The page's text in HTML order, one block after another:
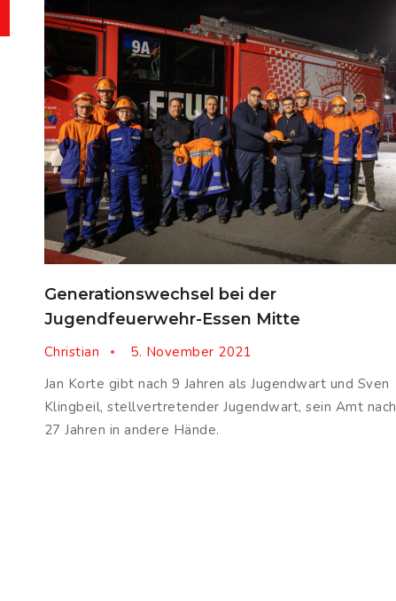
Generationswechsel bei der
Jugendfeuerwehr-Essen Mitte
Christian
5. November 2021
Jan Korte gibt nach 9 Jahren als Jugendwart und Sven
Klingbeil, stellvertretender Jugendwart, sein Amt nach
27 Jahren in andere Hände.